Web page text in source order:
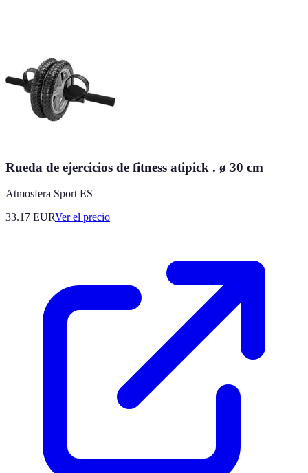
Rueda de ejercicios de fitness atipick . ø 30 cm
Atmosfera Sport ES
33.17 EURVer el precio